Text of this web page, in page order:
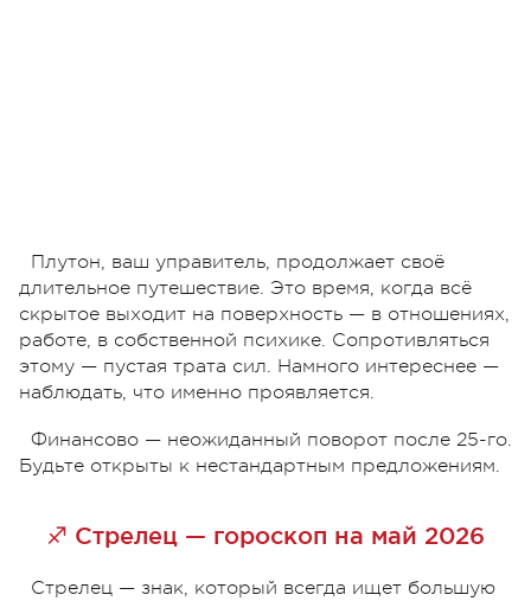
Плутон, ваш управитель, продолжает своё
длительное путешествие. Это время, когда всё
скрытое выходит на поверхность — в отношениях,
работе, в собственной психике. Сопротивляться
этому — пустая трата сил. Намного интереснее —
наблюдать, что именно проявляется.
Финансово — неожиданный поворот после 25-го.
Будьте открыты к нестандартным предложениям.
♐ Стрелец — гороскоп на май 2026
Стрелец — знак, который всегда ищет большую